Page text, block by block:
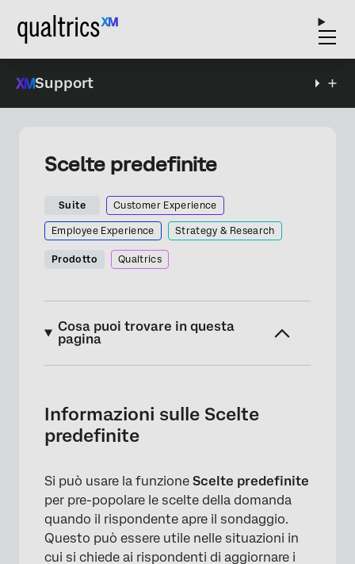
Support
Scelte predefinite
Suite Customer Experience
Employee Experience Strategy & Research
Prodotto Qualtrics
Cosa puoi trovare in questa
pagina
Aggiunta di scelte predefinite
Visualizzazione di testo trasferito nelle
Scelte predefinite in diversi Progetti
FAQs
Informazioni sulle Scelte
predefinite
Si può usare la funzione Scelte predefinite
per pre-popolare le scelte della domanda
quando il rispondente apre il sondaggio.
Questo può essere utile nelle situazioni in
cui si chiede ai rispondenti di aggiornare i